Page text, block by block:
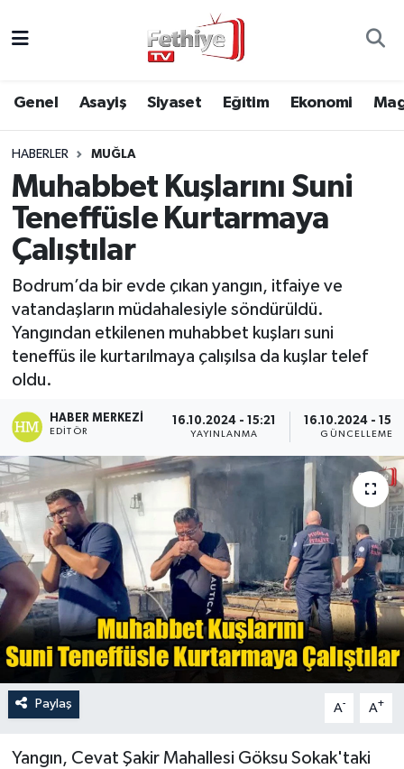
Genel Asayiş Siyaset Eğitim Ekonomi
HABERLER MUĞLA
Muhabbet Kuşlarını Suni
Teneffüsle Kurtarmaya
Çalıştılar
Bodrum’da bir evde çıkan yangın, itfaiye ve
vatandaşların müdahalesiyle söndürüldü.
Yangından etkilenen muhabbet kuşları suni
teneffüs ile kurtarılmaya çalışılsa da kuşlar telef
oldu.
HABER MERKEZI
EDITÖR
16.10.2024 - 15:21
YAYINLANMA
16.10.2024 -
GÜNCELLEME
Paylaş A- A+
Yangın, Cevat Şakir Mahallesi Göksu Sokak'taki
Asayiş
Eğitim
Ekonomi
Magazin
Spor
Turizm
Muğla Hava Durumu
Muğla Namaz Vakitleri
Muğla Trafik Yoğunluk Haritası
Süper Lig Puan Durumu ve Fikstür
Son Dakika Haberleri
Haber Arşivi